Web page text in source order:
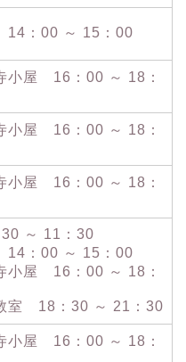
14：00 ～ 15：00
小屋 16：00 ～ 18：
小屋 16：00 ～ 18：
小屋 16：00 ～ 18：
～ 11：30
14：00 ～ 15：00
小屋 16：00 ～ 18：
室 18：30 ～ 21：30
小屋 16：00 ～ 18：